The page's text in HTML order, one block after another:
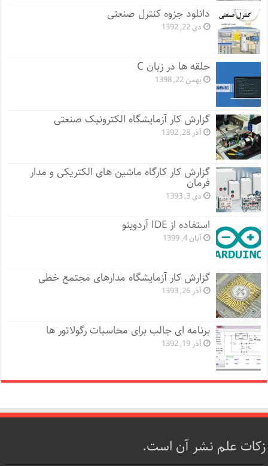
دانلود جزوه کنترل صنعتی
دی 22, 1392
حلقه ها در زبان C
بهمن 22, 1398
گزارش کار آزمایشگاه الکترونیک صنعتی
آذر 28, 1392
گزارش کار کارگاه ماشین های الکتریکی و مدار
فرمان
دی 3, 1393
استفاده از IDE آردوینو
آبان 4, 1399
گزارش کار آزمایشگاه مدارهای مجتمع خطی
آذر 26, 1393
برنامه ای جالب برای محاسبات رگولاتور ها
آذر 19, 1392
زکات علم نشر آن است.